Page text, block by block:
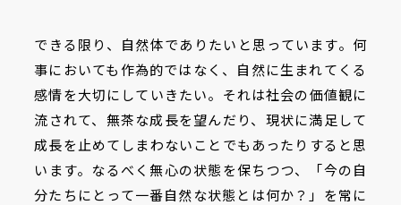
できる限り、自然体でありたいと思っています。何
事においても作為的ではなく、自然に生まれてくる
感情を大切にしていきたい。それは社会の価値観に
流されて、無茶な成長を望んだり、現状に満足して
成長を止めてしまわないことでもあったりすると思
います。なるべく無心の状態を保ちつつ、「今の自
分たちにとって一番自然な状態とは何か？」を常に